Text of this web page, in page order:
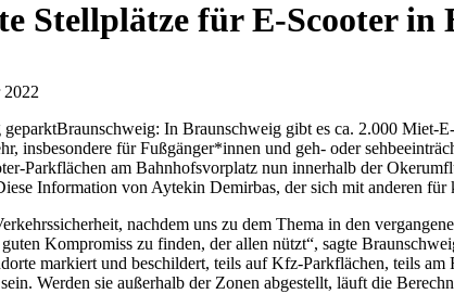
Stellplätze für E-Scooter in
2022
Braunschweig: In Braunschweig gibt es ca. 2.000 Miet-
insbesondere für Fußgänger*innen und geh- oder
Parkflächen am Bahnhofsvorplatz nun innerhalb der
Information von Aytekin Demirbas, der sich mit anderen
nachdem uns zu dem Thema in den
Kompromiss zu finden, der allen nützt“, sagte
markiert und beschildert, teils auf Kfz-Parkflächen, teils
Werden sie außerhalb der Zonen abgestellt, läuft die